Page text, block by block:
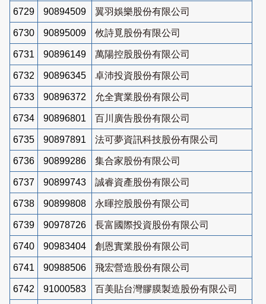
6729 90894509 翼羽娛樂股份有限公司
6730 90895009 攸詩覓股份有限公司
6731 90896149 萬陽控股股份有限公司
6732 90896345 卓沛投資股份有限公司
6733 90896372 允全實業股份有限公司
6734 90896801 百川廣告股份有限公司
6735 90897891 法可夢資訊科技股份有限公司
6736 90899286 集合家股份有限公司
6737 90899743 誠睿資產股份有限公司
6738 90899808 永暉控股股份有限公司
6739 90978726 長富國際投資股份有限公司
6740 90983404 創恩實業股份有限公司
6741 90988506 飛宏營造股份有限公司
6742 91000583 百美貼台灣膠膜製造股份有限公司